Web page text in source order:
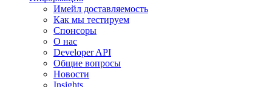
Имейл доставляемость
Как мы тестируем
Спонсоры
О нас
Developer API
Общие вопросы
Новости
Insights